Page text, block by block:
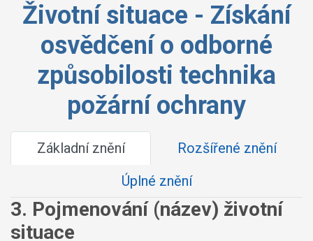
Životní situace - Získání
osvědčení o odborné
způsobilosti technika
požární ochrany
Základní znění
Rozšířené znění
Úplné znění
3. Pojmenování (název) životní
situace